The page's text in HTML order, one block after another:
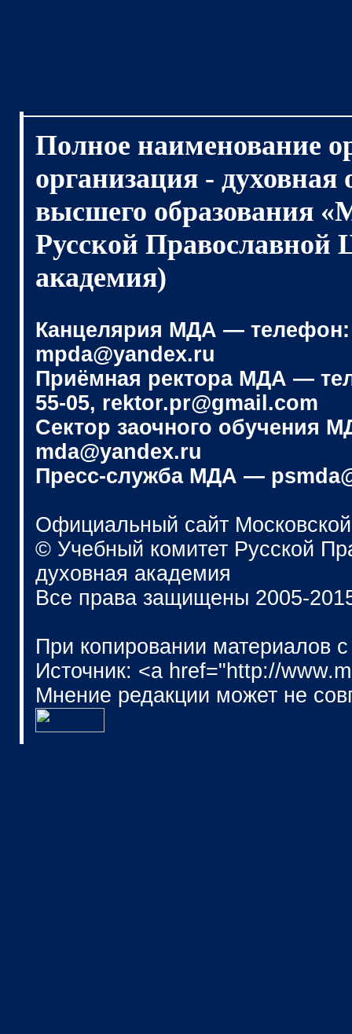
Полное наименование
организация - духовная
высшего образования
Русской Православной
академия)
Канцелярия МДА — телефон:
mpda@yandex.ru
Приёмная ректора МДА —
55-05, rektor.pr@gmail.com
Сектор заочного обучения
mda@yandex.ru
Пресс-служба МДА —
Официальный сайт
© Учебный комитет Русской
духовная академия
Все права защищены 2005-
При копировании материалов
Источник: <a href="http://
Мнение редакции может не